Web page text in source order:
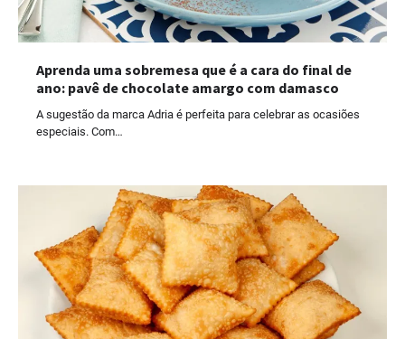
Aprenda uma sobremesa que é a cara do final de
ano: pavê de chocolate amargo com damasco
A sugestão da marca Adria é perfeita para celebrar as ocasiões
especiais. Com…